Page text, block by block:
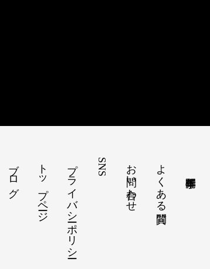
よくある質問
お問い合わせ
SNS
プライバシーポリシー
トップページ
ブログ